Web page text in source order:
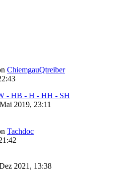
ChiemgauQtreiber
- HB - H - HH - SH
2019, 23:11
Tachdoc
2021, 13:38